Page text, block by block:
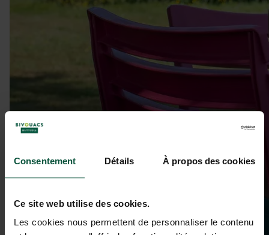
Consentement Détails À propos des cookies
Ce site web utilise des cookies.
Les cookies nous permettent de personnaliser le contenu